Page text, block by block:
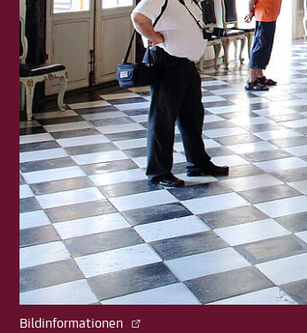
Bildinformationen